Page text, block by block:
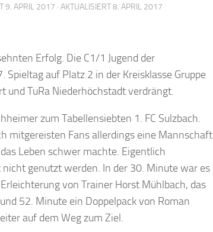
9. APRIL 2017 · AKTUALISIERT8. APRIL 2017
Erfolg. Die C1/1 Jugend der
auf Platz 2 in der Kreisklasse Gruppe
und TuRa Niederhöchstadt verdrängt.
zum Tabellensiebten 1. FC Sulzbach.
mitgereisten Fans allerdings eine Mannschaft
Leben schwer machte. Eigentlich
genutzt werden. In der 30. Minute war es
von Trainer Horst Mühlbach, das
52. Minute ein Doppelpack von Roman
auf dem Weg zum Ziel.